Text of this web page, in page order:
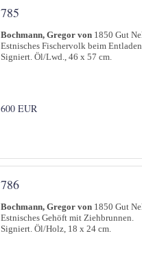
785
Bochmann, Gregor von 1850 Gut
Estnisches Fischervolk beim Entladen
Signiert. Öl/Lwd., 46 x 57 cm.
600 EUR
786
Bochmann, Gregor von 1850 Gut
Estnisches Gehöft mit Ziehbrunnen.
Signiert. Öl/Holz, 18 x 24 cm.